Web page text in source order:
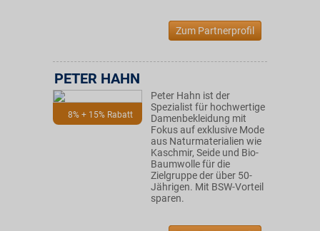
Zum Partnerprofil
8% + 15% Rabatt
PETER HAHN
Peter Hahn ist der
Spezialist für hochwertige
Damenbekleidung mit
Fokus auf exklusive Mode
aus Naturmaterialien wie
Kaschmir, Seide und Bio-
Baumwolle für die
Zielgruppe der über 50-
Jährigen. Mit BSW-Vorteil
sparen.